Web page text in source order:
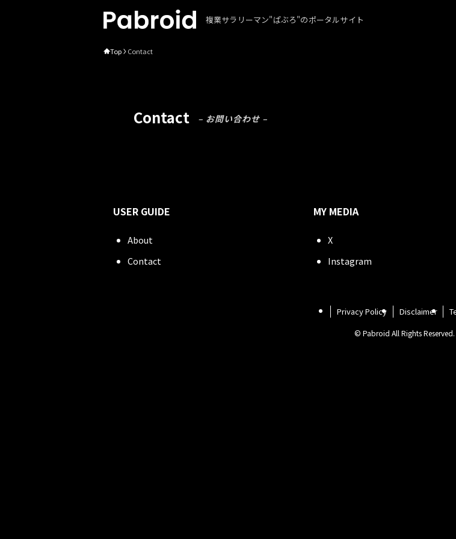
複業サラリーマン"ぱぶろ"のポータルサイト
Top Contact
Contact – お問い合わせ –
USER GUIDE
About
Contact
MY MEDIA
X
Instagram
Privacy Policy Disclaimer
© Pabroid All Rights Reserved.